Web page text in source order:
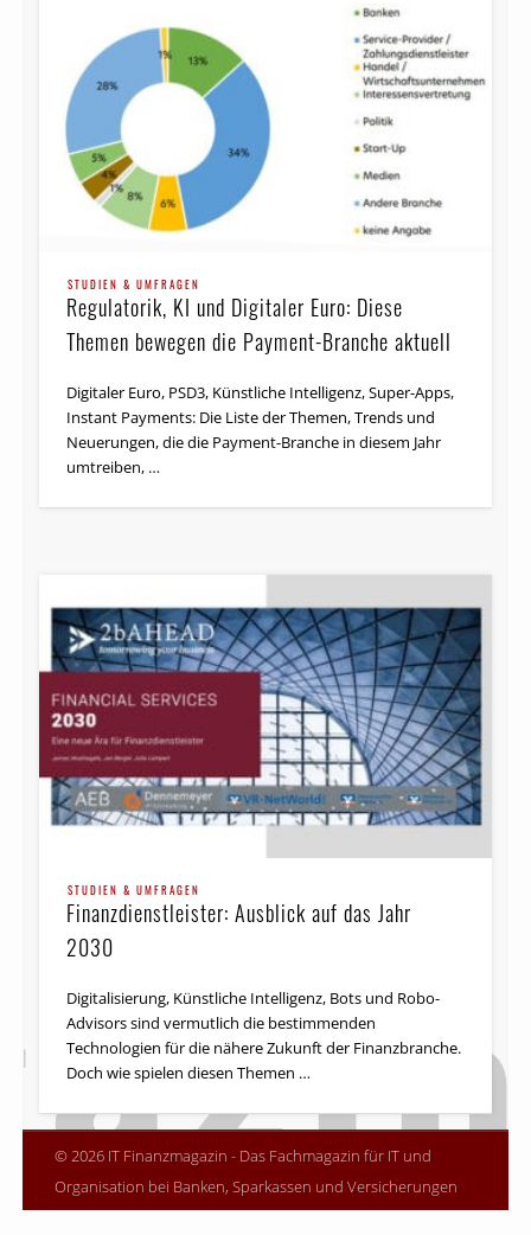
STUDIEN & UMFRAGEN
Regulatorik, KI und Digitaler Euro: Diese
Themen bewegen die Payment-Branche aktuell
Digitaler Euro, PSD3, Künstliche Intelligenz, Super-Apps,
Instant Payments: Die Liste der Themen, Trends und
Neuerungen, die die Payment-Branche in diesem Jahr
umtreiben, …
STUDIEN & UMFRAGEN
Finanzdienstleister: Ausblick auf das Jahr
2030
Digitalisierung, Künstliche Intelligenz, Bots und Robo-
Advisors sind vermutlich die bestimmenden
Technologien für die nähere Zukunft der Finanzbranche.
Doch wie spielen diesen Themen …
© 2026 IT Finanzmagazin - Das Fachmagazin für IT und
Organisation bei Banken, Sparkassen und Versicherungen